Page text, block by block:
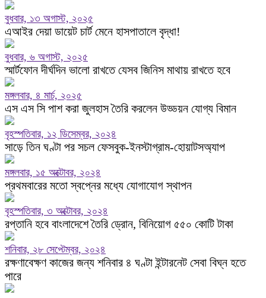
বুধবার, ১৩ অগাস্ট, ২০২৫
এআইর দেয়া ডায়েট চার্ট মেনে হাসপাতালে বৃদ্ধা!
বুধবার, ৬ অগাস্ট, ২০২৫
স্মার্টফোন দীর্ঘদিন ভালো রাখতে যেসব জিনিস মাথায় রাখতে হবে
মঙ্গলবার, ৪ মার্চ, ২০২৫
এস এস সি পাশ করা জুলহাস তৈরি করলেন উড্ডয়ন যোগ্য বিমান
বৃহস্পতিবার, ১২ ডিসেম্বর, ২০২৪
সাড়ে তিন ঘণ্টা পর সচল ফেসবুক-ইনস্টাগ্রাম-হোয়াটসঅ্যাপ
মঙ্গলবার, ১৫ অক্টোবর, ২০২৪
প্রথমবারের মতো স্বপ্নের মধ্যে যোগাযোগ স্থাপন
বৃহস্পতিবার, ৩ অক্টোবর, ২০২৪
রপ্তানি হবে বাংলাদেশে তৈরি ড্রোন, বিনিয়োগ ৫৫০ কোটি টাকা
শনিবার, ২৮ সেপ্টেম্বর, ২০২৪
রক্ষণাবেক্ষণ কাজের জন্য শনিবার ৪ ঘণ্টা ইন্টারনেট সেবা বিঘ্ন হতে
পারে